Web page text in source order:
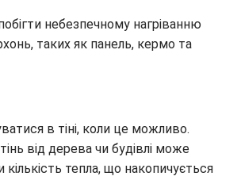
небезпечному нагріванню
таких як панель, кермо та
в тіні, коли це можливо.
від дерева чи будівлі може
тепла, що накопичується